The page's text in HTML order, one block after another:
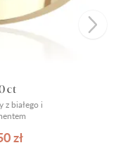
z białego i
ct
zł